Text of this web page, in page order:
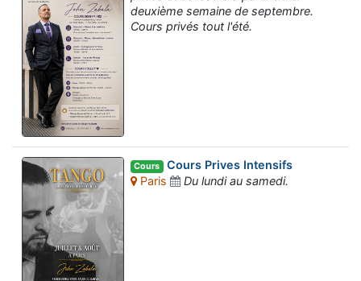
deuxième semaine de septembre.
Cours privés tout l'été.
Cours Cours Prives Intensifs
Paris
Du lundi au samedi.